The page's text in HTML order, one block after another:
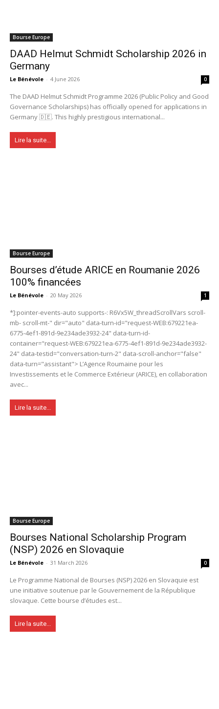
Bourse Europe
DAAD Helmut Schmidt Scholarship 2026 in
Germany
Le Bénévole - 4 June 2026 0
The DAAD Helmut Schmidt Programme 2026 (Public Policy and Good
Governance Scholarships) has officially opened for applications in
Germany 🇩🇪. This highly prestigious international...
Lire la suite...
Bourse Europe
Bourses d’étude ARICE en Roumanie 2026
100% financées
Le Bénévole - 20 May 2026 1
*]:pointer-events-auto supports-: R6Vx5W_threadScrollVars scroll-
mb- scroll-mt-" dir="auto" data-turn-id="request-WEB:679221ea-
6775-4ef1-891d-9e234ade3932-24" data-turn-id-
container="request-WEB:679221ea-6775-4ef1-891d-9e234ade3932-
24" data-testid="conversation-turn-2" data-scroll-anchor="false"
data-turn="assistant"> L’Agence Roumaine pour les
Investissements et le Commerce Extérieur (ARICE), en collaboration
avec...
Lire la suite...
Bourse Europe
Bourses National Scholarship Program
(NSP) 2026 en Slovaquie
Le Bénévole - 31 March 2026 0
Le Programme National de Bourses (NSP) 2026 en Slovaquie est
une initiative soutenue par le Gouvernement de la République
slovaque. Cette bourse d’études est...
Lire la suite...